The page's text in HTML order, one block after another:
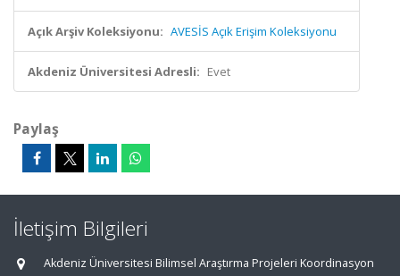
Açık Arşiv Koleksiyonu: AVESİS Açık Erişim Koleksiyonu
Akdeniz Üniversitesi Adresli: Evet
Paylaş
İletişim Bilgileri
Akdeniz Üniversitesi Bilimsel Araştırma Projeleri Koordinasyon